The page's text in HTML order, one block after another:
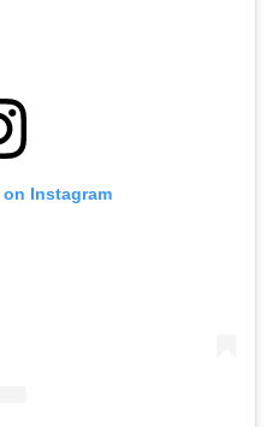
Instagram